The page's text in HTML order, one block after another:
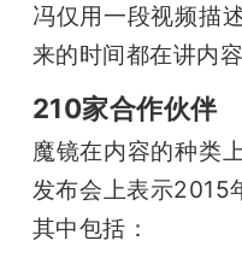
冯仅用一段视频描
来的时间都在讲内
210家合作伙伴
魔镜在内容的种类
发布会上表示2015
其中包括：